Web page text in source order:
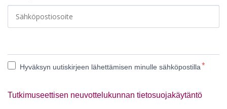
Hyväksyn uutiskirjeen lähettämisen minulle sähköpostilla*
Tutkimuseettisen neuvottelukunnan tietosuojakäytäntö